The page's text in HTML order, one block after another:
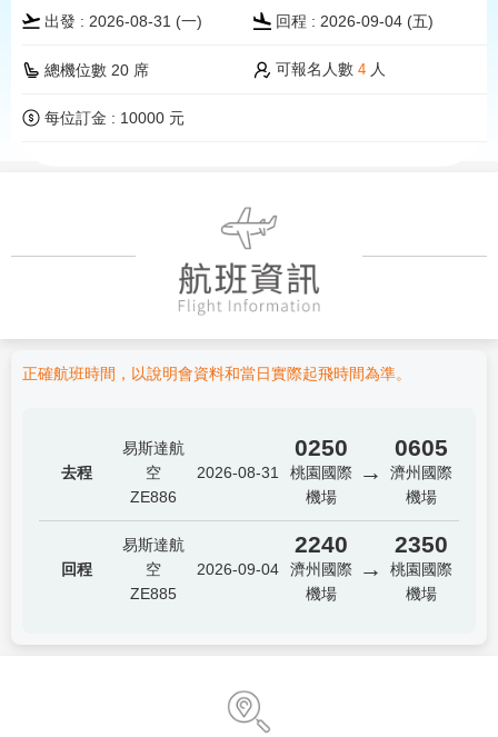
出發 : 2026-08-31 (一) 回程 : 2026-09-04 (五)
總機位數 20 席 可報名人數4 人
每位訂金 : 10000 元
正確航班時間，以說明會資料和當日實際起飛時間為準。
去程
易斯達航
空
ZE886
2026-08-31
0250
桃園國際
機場
→
0605
濟州國際
機場
回程
易斯達航
空
ZE885
2026-09-04
2240
濟州國際
機場
→
2350
桃園國際
機場